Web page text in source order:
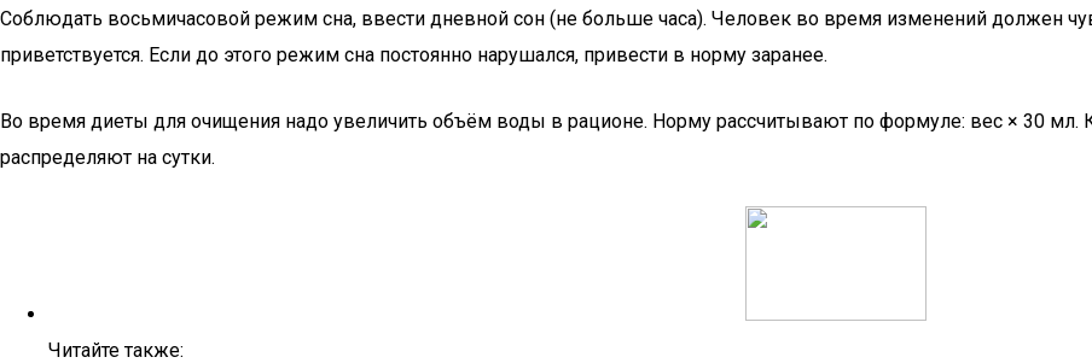
Соблюдать восьмичасовой режим сна, ввести дневной сон (не больше часа). Человек во время изменений должен
приветствуется. Если до этого режим сна постоянно нарушался, привести в норму заранее.
Во время диеты для очищения надо увеличить объём воды в рационе. Норму рассчитывают по формуле: вес × 30 мл.
распределяют на сутки.
Читайте также: